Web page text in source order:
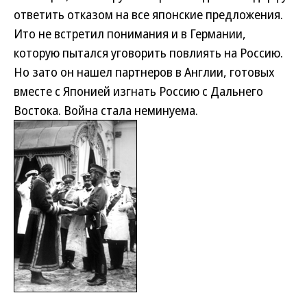
ответить отказом на все японские предложения.
Ито не встретил понимания и в Германии,
которую пытался уговорить повлиять на Россию.
Но зато он нашел партнеров в Англии, готовых
вместе с Японией изгнать Россию с Дальнего
Востока. Война стала неминуема.